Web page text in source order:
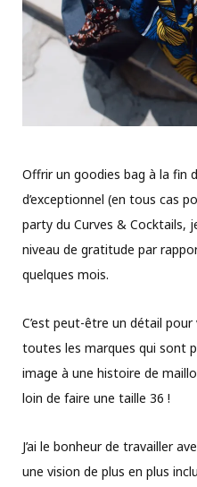
Offrir un goodies bag à la fin
d’exceptionnel (en tous cas
party du Curves & Cocktails,
niveau de gratitude par
quelques mois.
C’est peut-être un détail
toutes les marques qui sont
image à une histoire de
loin de faire une taille 36 !
J’ai le bonheur de travailler
une vision de plus en plus